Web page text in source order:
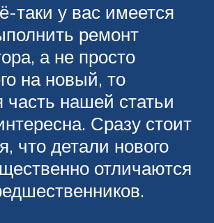
таки у вас имеется
ремонт
а не просто
на новый, то
нашей статьи
Сразу стоит
что детали нового
отличаются